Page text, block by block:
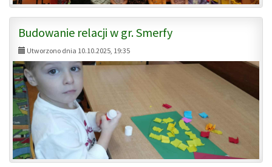
Budowanie relacji w gr. Smerfy
Utworzono dnia 10.10.2025, 19:35